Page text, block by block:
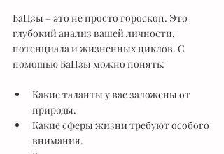
БаЦзы – это не просто гороскоп. Это
глубокий анализ вашей личности,
потенциала и жизненных циклов. С
помощью БаЦзы можно понять:
Какие таланты у вас заложены от
природы.
Какие сферы жизни требуют особого
внимания.